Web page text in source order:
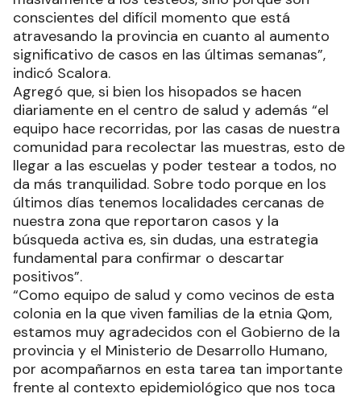
conscientes del difícil momento que está
atravesando la provincia en cuanto al aumento
significativo de casos en las últimas semanas”,
indicó Scalora.
Agregó que, si bien los hisopados se hacen
diariamente en el centro de salud y además “el
equipo hace recorridas, por las casas de nuestra
comunidad para recolectar las muestras, esto de
llegar a las escuelas y poder testear a todos, no
da más tranquilidad. Sobre todo porque en los
últimos días tenemos localidades cercanas de
nuestra zona que reportaron casos y la
búsqueda activa es, sin dudas, una estrategia
fundamental para confirmar o descartar
positivos”.
“Como equipo de salud y como vecinos de esta
colonia en la que viven familias de la etnia Qom,
estamos muy agradecidos con el Gobierno de la
provincia y el Ministerio de Desarrollo Humano,
por acompañarnos en esta tarea tan importante
frente al contexto epidemiológico que nos toca